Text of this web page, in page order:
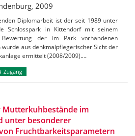
2009
Diplomarbeit ist der seit 1989 unter
Schlosspark in Kittendorf mit seinem
der im Park vorhandenen
aus denkmalpflegerischer Sicht der
ermittelt (2008/2009).…
Zugang
im
unter besonderer
Fruchtbarkeitsparametern